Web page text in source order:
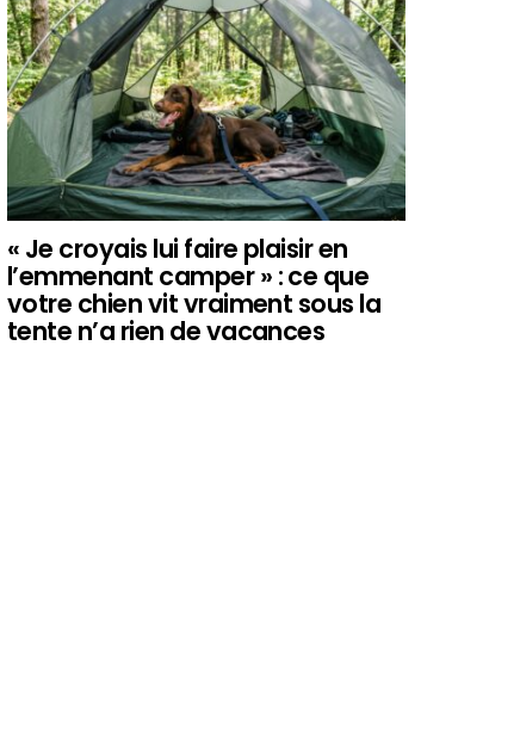
« Je croyais lui faire plaisir en
l’emmenant camper » : ce que
votre chien vit vraiment sous la
tente n’a rien de vacances